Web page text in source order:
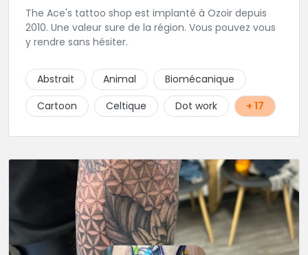
The Ace's tattoo shop est implanté à Ozoir depuis
2010. Une valeur sure de la région. Vous pouvez vous
y rendre sans hésiter.
Abstrait Animal
Biomécanique
Cartoon
Celtique Dot work + 17